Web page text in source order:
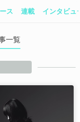
ス 連載 インタビュー
一覧